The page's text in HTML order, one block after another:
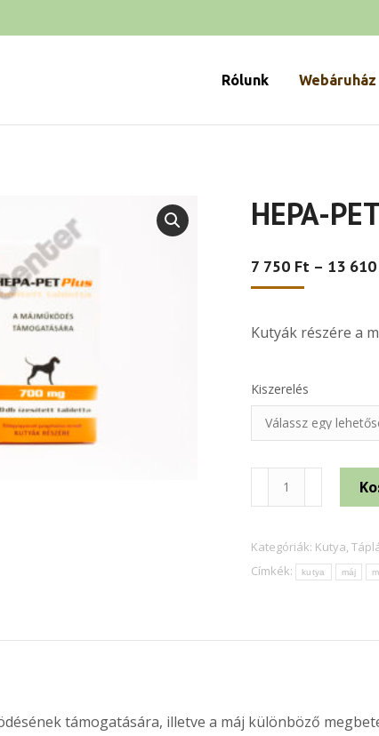
Rólunk Webáruház
HEPA-
7 750 Ft – 13 610
Kutyák részére a
Kiszerelés
HEPA-
PET
ízesített
tabletta
Kategóriák: Kutya,
Címkék:
kutya máj
támogatására, illetve a máj különböző